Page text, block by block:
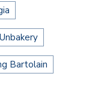
Unbakery
Bartolain